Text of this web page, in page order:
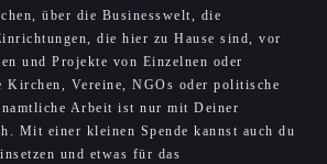
über die Businesswelt, die
die hier zu Hause sind, vor
und Projekte von Einzelnen oder
Kirchen, Vereine, NGOs oder politische
Arbeit ist nur mit Deiner
Mit einer kleinen Spende kannst auch du
und etwas für das